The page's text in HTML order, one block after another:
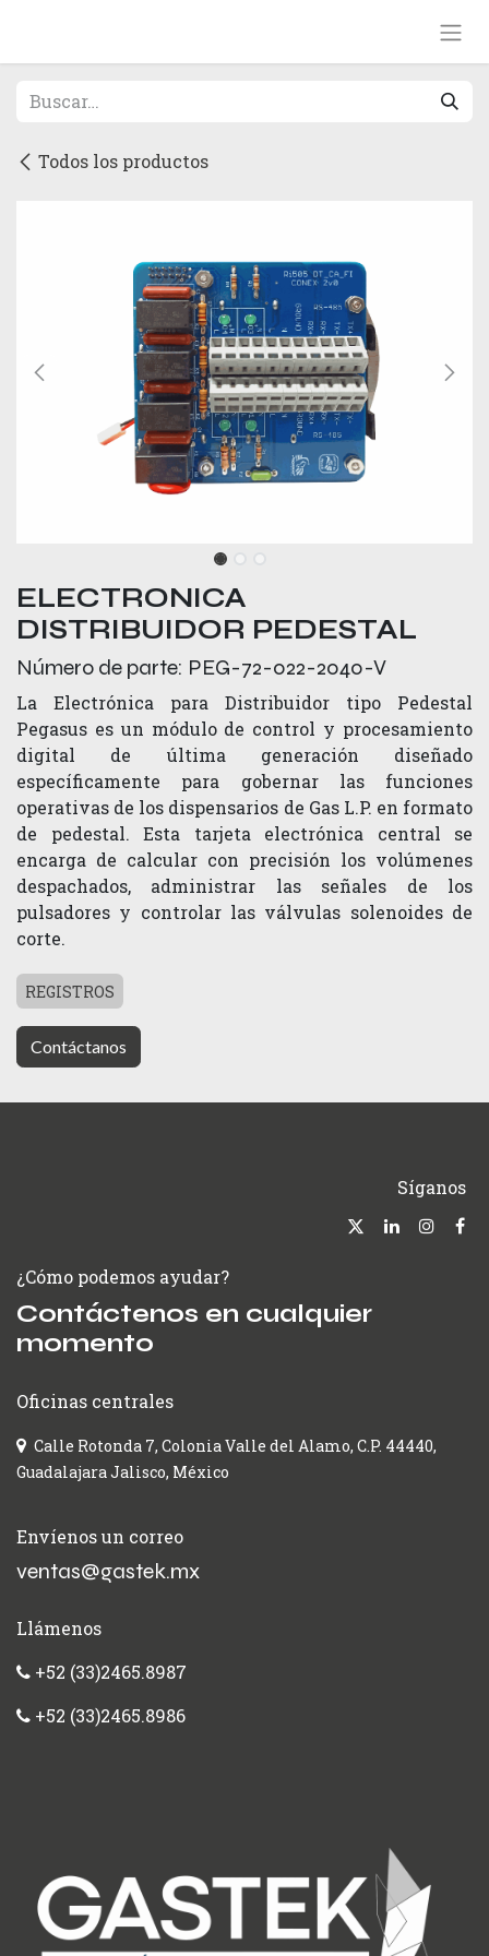
Todos los productos
ELECTRONICA
DISTRIBUIDOR PEDESTAL
Número de parte: PEG-72-022-2040-V
La Electrónica para Distribuidor tipo Pedestal
Pegasus es un módulo de control y procesamiento
digital de última generación diseñado
específicamente para gobernar las funciones
operativas de los dispensarios de Gas L.P. en formato
de pedestal. Esta tarjeta electrónica central se
encarga de calcular con precisión los volúmenes
despachados, administrar las señales de los
pulsadores y controlar las válvulas solenoides de
corte.
REGISTROS
Contáctanos
Síganos
¿Cómo podemos ayudar?
Contáctenos en cualquier
momento
Oficinas centrales
Calle Rotonda 7, Colonia Valle del Alamo, C.P. 44440,
Guadalajara Jalisco, México
Envíenos un correo
ventas@gastek.mx
Llámenos
+52 (33)2465.8987
+52 (33)2465.8986